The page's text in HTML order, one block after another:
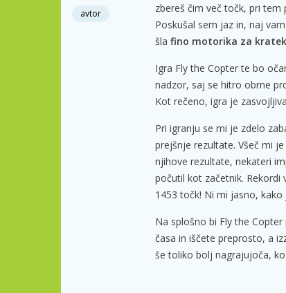
avtor
zbereš čim več točk, pri tem
Poskušal sem jaz in, naj
šla fino motorika za
Igra Fly the Copter te bo
nadzor, saj se hitro obrne
Kot rečeno, igra je
Pri igranju se mi je zdelo
prejšnje rezultate. Všeč mi
njihove rezultate, nekateri
počutil kot začetnik.
1453 točk! Ni mi jasno,
Na splošno bi Fly the
časa in iščete preprosto, a
še toliko bolj nagrajujoča,